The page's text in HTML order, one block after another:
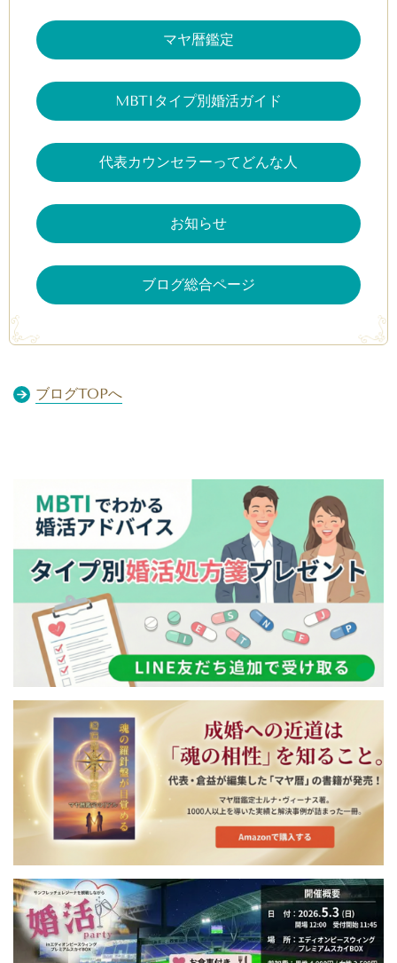
マヤ暦鑑定
MBTIタイプ別婚活ガイド
代表カウンセラーってどんな人
お知らせ
ブログ総合ページ
ブログTOPへ